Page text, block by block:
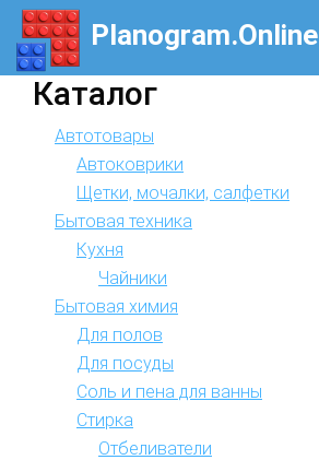
Planogram.Online
Каталог
Автотовары
Автоковрики
Щетки, мочалки, салфетки
Бытовая техника
Кухня
Чайники
Бытовая химия
Для полов
Для посуды
Соль и пена для ванны
Стирка
Отбеливатели